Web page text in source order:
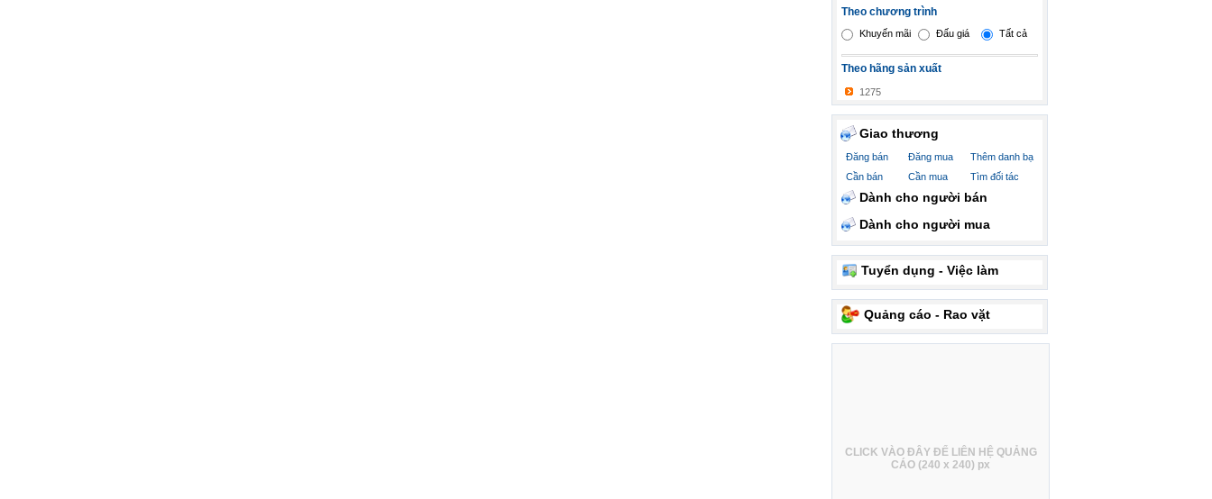
Theo chương trình
Khuyến mãi Đấu giá Tất cả
Theo hãng sản xuất
1275
Giao thương
Đăng bán Đăng mua
Thêm danh bạ
Cần bán
Cần mua Tìm đối tác
Dành cho người bán
Dành cho người mua
Tuyển dụng - Việc làm
Quảng cáo - Rao vặt
CLICK VÀO ĐÂY ĐỂ LIÊN HỆ QUẢNG
CÁO (240 x 240) px